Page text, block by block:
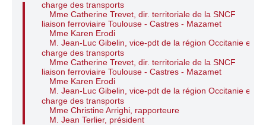
charge des transports
Mme Catherine Trevet, dir. territoriale de la SNCF
liaison ferroviaire Toulouse - Castres - Mazamet
Mme Karen Erodi
M. Jean-Luc Gibelin, vice-pdt de la région Occitanie en
charge des transports
Mme Catherine Trevet, dir. territoriale de la SNCF
liaison ferroviaire Toulouse - Castres - Mazamet
Mme Karen Erodi
M. Jean-Luc Gibelin, vice-pdt de la région Occitanie en
charge des transports
Mme Christine Arrighi, rapporteure
M. Jean Terlier, président